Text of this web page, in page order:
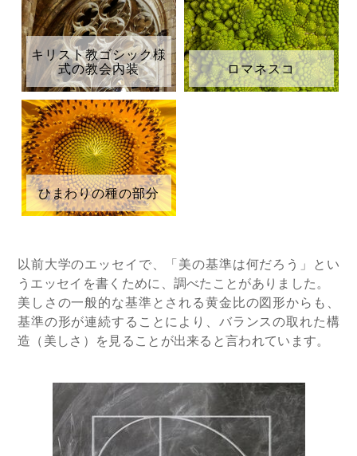
キリスト教ゴシック様
式の教会内装 ロマネスコ
ひまわりの種の部分
以前大学のエッセイで、「美の基準は何だろう」とい
うエッセイを書くために、調べたことがありました。
美しさの一般的な基準とされる黄金比の図形からも、
基準の形が連続することにより、バランスの取れた構
造（美しさ）を見ることが出来ると言われています。